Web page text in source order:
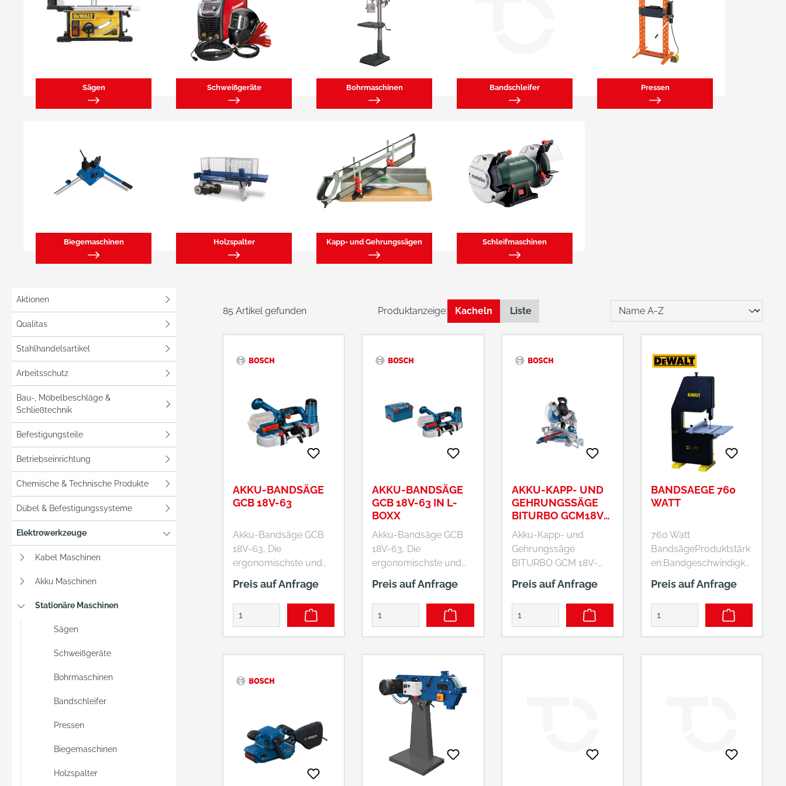
Sägen Schweißgeräte Bohrmaschinen Bandschleifer Pressen
Biegemaschinen Holzspalter Kapp- und Gehrungssägen Schleifmaschinen
Aktionen
Qualitas
Stahlhandelsartikel
Arbeitsschutz
Bau-, Möbelbeschläge &
Schließtechnik
Befestigungsteile
Betriebseinrichtung
Chemische & Technische Produkte
Dübel & Befestigungssysteme
Elektrowerkzeuge
Kabel Maschinen
Akku Maschinen
Stationäre Maschinen
Sägen
Schweißgeräte
Bohrmaschinen
Bandschleifer
Pressen
Biegemaschinen
Holzspalter
85 Artikel gefunden Produktanzeige: Kacheln Liste
AKKU-BANDSÄGE
GCB 18V-63
Akku-Bandsäge GCB
18V-63, Die
ergonomischste und
kompakteste Akku-
Bandsäge von Bosch -
bequemes Arbeiten
auch auf engstem
einer Vorrichtung zum
ung mit Metallclips
werkzeuglos wechseln.
Vom vibrationsfreien
Preis auf Anfrage
AKKU-BANDSÄGE
GCB 18V-63 IN L-
BOXX
Akku-Bandsäge GCB
18V-63, Die
ergonomischste und
kompakteste Akku-
Bandsäge von Bosch -
bequemes Arbeiten
auch auf engstem
einer Vorrichtung zum
Lösen der
Blattspannung und der
Standardschutzvorricht
ung mit Metallclips
werkzeuglos wechseln.
Vom vibrationsfreien
Sägeblattlauf für
Preis auf Anfrage
AKKU-KAPP- UND
GEHRUNGSSÄGE
BITURBO GCM18V-
305 GDC
Akku-Kapp- und
Gehrungssäge
BITURBO GCM 18V-
305 GDC, Die Akku-
Kapp- und
Gehrungssäge GCM
18V-305 GDC
Preis auf Anfrage
BANDSAEGE 760
WATT
760 Watt
BandsägeProduktstärk
en:Bandgeschwindigkei
t materialgerecht von
330 bis 800 m/min
stufenlos
einstellbarAbschließbar
wirkungsvollen Schutz
Preis auf Anfrage